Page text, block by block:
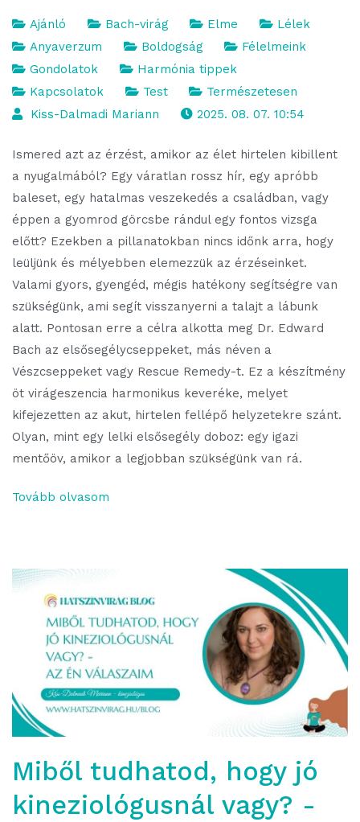
Ajánló Bach-virág Elme
Lélek
Anyaverzum
Boldogság
Félelmeink
Gondolatok
Harmónia tippek
Kapcsolatok
Test
Természetesen
Kiss-Dalmadi Mariann
2025. 08. 07. 10:54
Ismered azt az érzést, amikor az élet hirtelen kibillent
a nyugalmából? Egy váratlan rossz hír, egy apróbb
baleset, egy hatalmas veszekedés a családban, vagy
éppen a gyomrod görcsbe rándul egy fontos vizsga
előtt? Ezekben a pillanatokban nincs időnk arra, hogy
leüljünk és mélyebben elemezzük az érzéseinket.
Valami gyors, gyengéd, mégis hatékony segítségre van
szükségünk, ami segít visszanyerni a talajt a lábunk
alatt. Pontosan erre a célra alkotta meg Dr. Edward
Bach az elsősegélycseppeket, más néven a
Vészcseppeket vagy Rescue Remedy-t. Ez a készítmény
öt virágeszencia harmonikus keveréke, melyet
kifejezetten az akut, hirtelen fellépő helyzetekre szánt.
Olyan, mint egy lelki elsősegély doboz: egy igazi
mentőöv, amikor a legjobban szükségünk van rá.
Tovább olvasom
Miből tudhatod, hogy jó
kineziológusnál vagy? -